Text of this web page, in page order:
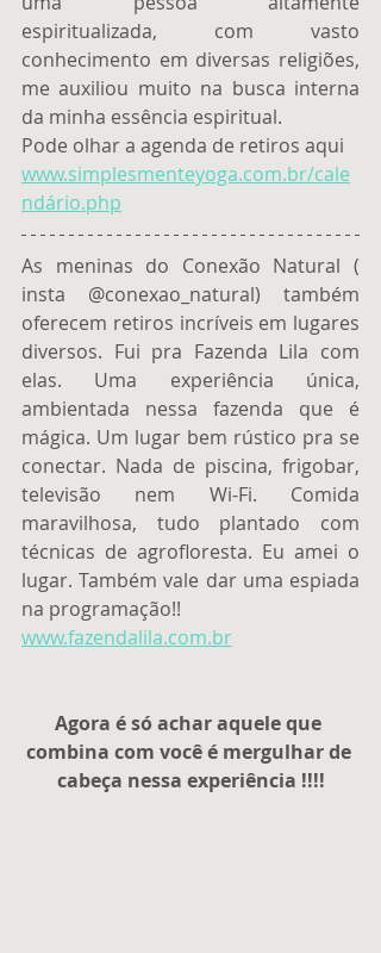
espiritualizada, com vasto
conhecimento em diversas religiões,
me auxiliou muito na busca interna
da minha essência espiritual.
Pode olhar a agenda de retiros aqui
www.simplesmenteyoga.com.br/cale
ndário.php
As meninas do Conexão Natural (
insta @conexao_natural) também
oferecem retiros incríveis em lugares
diversos. Fui pra Fazenda Lila com
elas. Uma experiência única,
ambientada nessa fazenda que é
mágica. Um lugar bem rústico pra se
conectar. Nada de piscina, frigobar,
televisão nem Wi-Fi. Comida
maravilhosa, tudo plantado com
técnicas de agrofloresta. Eu amei o
lugar. Também vale dar uma espiada
na programação!!
www.fazendalila.com.br
Agora é só achar aquele que
combina com você é mergulhar de
cabeça nessa experiência !!!!